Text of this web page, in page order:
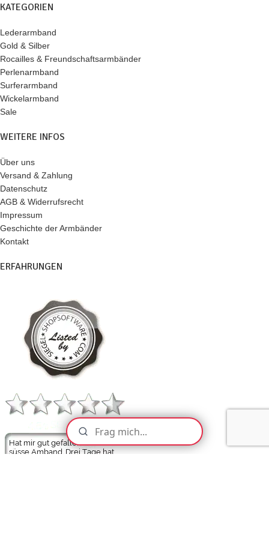
KATEGORIEN
Lederarmband
Gold & Silber
Rocailles & Freundschaftsarmbänder
Perlenarmband
Surferarmband
Wickelarmband
Sale
WEITERE INFOS
Über uns
Versand & Zahlung
Datenschutz
AGB & Widerrufsrecht
Impressum
Geschichte der Armbänder
Kontakt
ERFAHRUNGEN